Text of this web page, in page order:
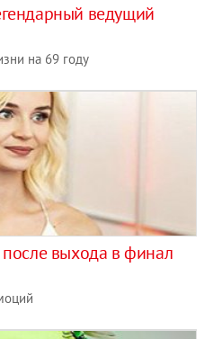
ведущий
на 69 году
после выхода в финал